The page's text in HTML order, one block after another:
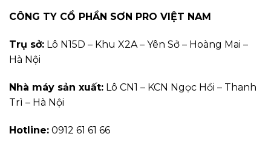
CÔNG TY CỔ PHẦN SƠN PRO VIỆT NAM
Trụ sở: Lô N15D – Khu X2A – Yên Sở – Hoàng Mai –
Hà Nội
Nhà máy sản xuất: Lô CN1 – KCN Ngọc Hồi – Thanh
Trì – Hà Nội
Hotline: 0912 61 61 66